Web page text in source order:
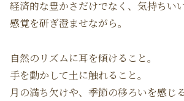
経済的な豊かさだけでなく、気持ちい
感覚を研ぎ澄ませながら。
自然のリズムに耳を傾けること。
手を動かして土に触れること。
月の満ち欠けや、季節の移ろいを感じる